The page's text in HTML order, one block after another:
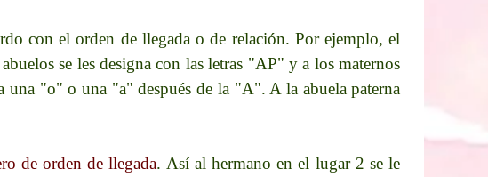
con el orden de llegada o de relación. Por ejemplo, el
se les designa con las letras "AP" y a los maternos
"o" o una "a" después de la "A". A la abuela paterna
de orden de llegada. Así al hermano en el lugar 2 se le